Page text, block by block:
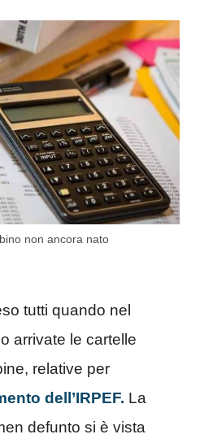
non ancora nato
tutti quando nel
arrivate le cartelle
relative per
dell’IRPEF. La
defunto si è vista